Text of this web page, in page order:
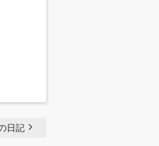
日記navigate_next